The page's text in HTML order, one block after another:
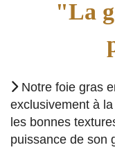
"La
Notre foie gras
exclusivement à
les bonnes
puissance de son